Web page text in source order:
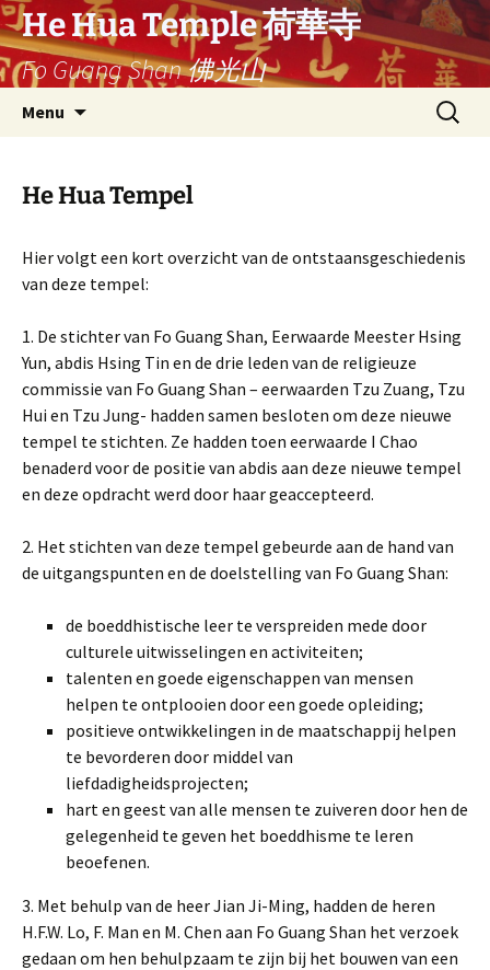
Ga
naar
de
inhoud
He Hua Temple 荷華寺
Fo Guang Shan 佛光山
Menu
Search
for:
He Hua Tempel
Hier volgt een kort overzicht van de ontstaansgeschiedenis
van deze tempel:
1. De stichter van Fo Guang Shan, Eerwaarde Meester Hsing
Yun, abdis Hsing Tin en de drie leden van de religieuze
commissie van Fo Guang Shan – eerwaarden Tzu Zuang, Tzu
Hui en Tzu Jung- hadden samen besloten om deze nieuwe
tempel te stichten. Ze hadden toen eerwaarde I Chao
benaderd voor de positie van abdis aan deze nieuwe tempel
en deze opdracht werd door haar geaccepteerd.
2. Het stichten van deze tempel gebeurde aan de hand van
de uitgangspunten en de doelstelling van Fo Guang Shan:
de boeddhistische leer te verspreiden mede door
culturele uitwisselingen en activiteiten;
talenten en goede eigenschappen van mensen
helpen te ontplooien door een goede opleiding;
positieve ontwikkelingen in de maatschappij helpen
te bevorderen door middel van
liefdadigheidsprojecten;
hart en geest van alle mensen te zuiveren door hen de
gelegenheid te geven het boeddhisme te leren
beoefenen.
3. Met behulp van de heer Jian Ji-Ming, hadden de heren
H.F.W. Lo, F. Man en M. Chen aan Fo Guang Shan het verzoek
gedaan om hen behulpzaam te zijn bij het bouwen van een